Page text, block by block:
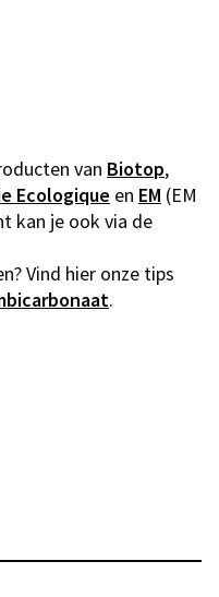
van Biotop,
Ecologique en EM (EM
kan je ook via de
Vind hier onze tips
.